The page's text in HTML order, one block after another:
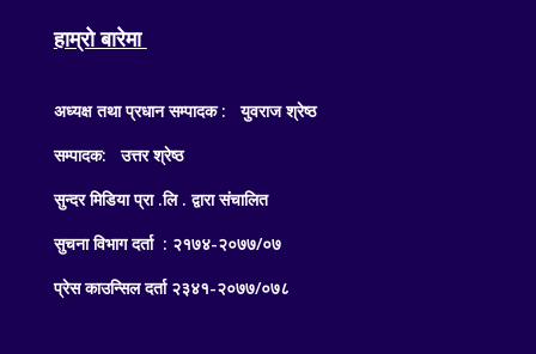
हाम्रो बारेमा
अध्यक्ष तथा प्रधान सम्पादक : युवराज श्रेष्ठ
सम्पादक: उत्तर श्रेष्ठ
सुन्दर मिडिया प्रा .लि . द्वारा संचालित
सुचना विभाग दर्ता : २१७४-२०७७/०७
प्रेस काउन्सिल दर्ता २३४१-२०७७/०७८